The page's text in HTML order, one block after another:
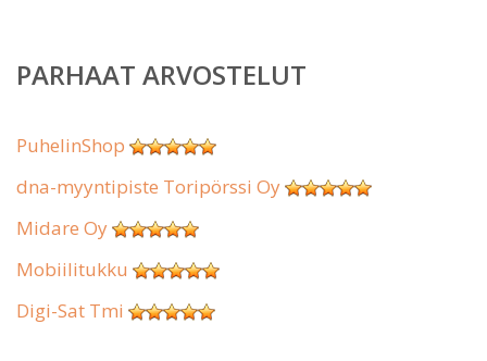
PARHAAT ARVOSTELUT
PuhelinShop
dna-myyntipiste Toripörssi Oy
Midare Oy
Mobiilitukku
Digi-Sat Tmi